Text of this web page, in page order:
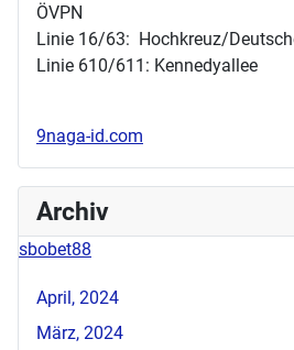
ÖVPN
Linie 16/63: Hochkreuz/
Linie 610/611: Kennedyallee
9naga-id.com
Archiv
sbobet88
April, 2024
März, 2024